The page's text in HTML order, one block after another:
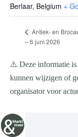
Berlaar, Belgium +
Antiek- en
– 6 juni 2026
⚠️ Deze informatie is
kunnen wijzigen of
organisator voor